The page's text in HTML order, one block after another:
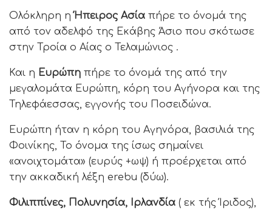
Ολόκληρη η Ήπειρος Ασία πήρε το όνομά της
από τον αδελφό της Εκάβης Άσιο που σκότωσε
στην Τροία ο Αίας ο Τελαμώνιος .
Και η Ευρώπη πήρε το όνομά της από την
μεγαλομάτα Ευρώπη, κόρη του Αγήνορα και της
Τηλεφάεσσας, εγγονής του Ποσειδώνα.
Ευρώπη ήταν η κόρη του Αγηνόρα, βασιλιά της
Φοινίκης, Το όνομα της ίσως σημαίνει
«ανοιχτομάτα» (ευρύς +ωψ) ή προέρχεται από
την ακκαδική λέξη erebu (δύω).
Φιλιππίνες, Πολυνησία, Ιρλανδία ( εκ τής Ίριδος),